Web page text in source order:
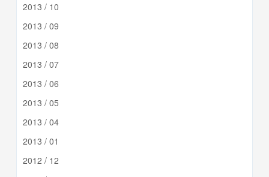
2013 / 10
2013 / 09
2013 / 08
2013 / 07
2013 / 06
2013 / 05
2013 / 04
2013 / 01
2012 / 12